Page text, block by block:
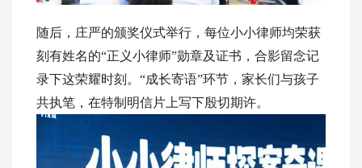
随后，庄严的颁奖仪式举行，每位小小律师均荣获
刻有姓名的“正义小律师”勋章及证书，合影留念记
录下这荣耀时刻。“成长寄语”环节 ，家长们与孩子
共执笔，在特制明信片上写下殷切期许。